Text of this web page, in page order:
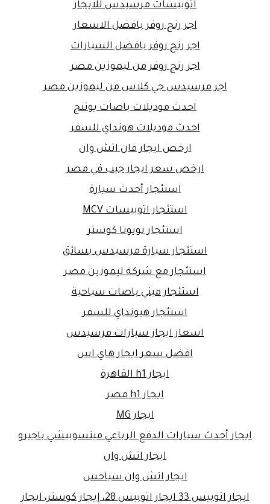
اتوبيسات مرسيدس للايجار
اجر رنج روفر بافضل الاسعار
اجر رنج روفر بافضل السيارات
اجر رنج روفر من ليموزين مصر
اجر مرسيدس جي كلاس من ليموزين مصر
احدث موديلات باصات يوتنج
احدث موديلات هونداي للسفر
ارخص ايجار فان اتش وان
ارخص سعر ايجار جيب في مصر
استئجار أحدث سيارة
استئجار اتوبيسات MCV
استئجار تويوتا كوستر
استئجار سيارة مرسيدس بسائق
استئجار مع شركة ليموزين مصر
استئجار ميني باصات سياحية
استئجار هيونداي للسفر
اسعار ايجار سيارات مرسيدس
افضل سعر ايجار هاي اس
ايجار h1 القاهرة
ايجار h1 مصر
ايجار MG
ايجار أحدث سيارات الدفع الرباعي ميتسوبيشي باجيرو
ايجار اتش وان
ايجار اتش وان سياحس
ايجار اتوبيس 33 ايجار اتوبيس 28، إيجار كوستر، ايجار